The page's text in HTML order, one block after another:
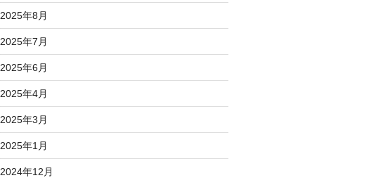
2025年8月
2025年7月
2025年6月
2025年4月
2025年3月
2025年1月
2024年12月